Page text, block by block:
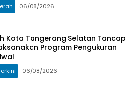
06/08/2026
Kota Tangerang Selatan Tancap
Program Pengukuran
06/08/2026